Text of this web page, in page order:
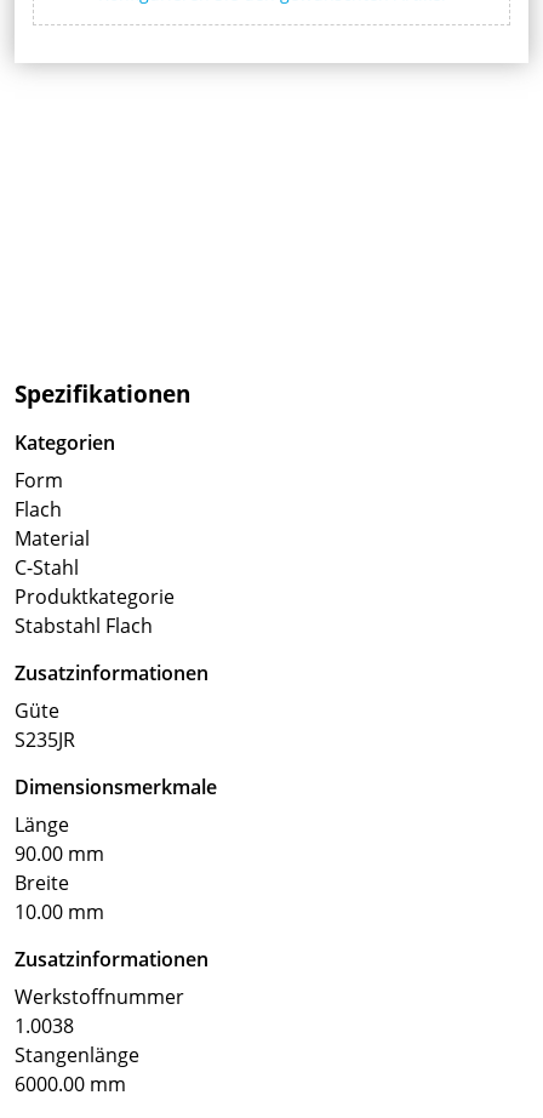
Spezifikationen
Kategorien
Form
Flach
Material
C-Stahl
Produktkategorie
Stabstahl Flach
Zusatzinformationen
Güte
S235JR
Dimensionsmerkmale
Länge
90.00 mm
Breite
10.00 mm
Zusatzinformationen
Werkstoffnummer
1.0038
Stangenlänge
6000.00 mm